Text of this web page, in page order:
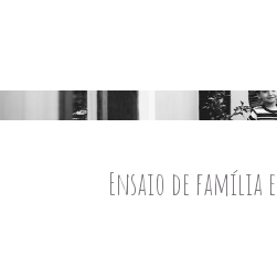
Ensaio de família